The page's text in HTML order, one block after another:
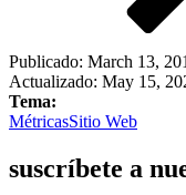
Publicado: March 13,
Actualizado: May 15,
Tema:
MétricasSitio Web
suscríbete a